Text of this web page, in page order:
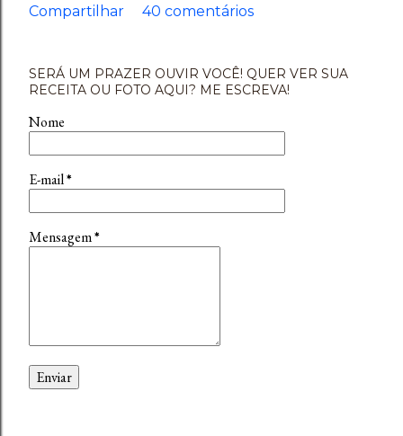
Compartilhar 40 comentários
SERÁ UM PRAZER OUVIR VOCÊ! QUER VER SUA
RECEITA OU FOTO AQUI? ME ESCREVA!
Nome
E-mail*
Mensagem*